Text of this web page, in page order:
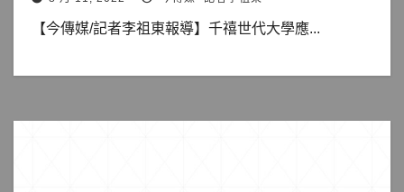
【今傳媒/記者李祖東報導】千禧世代大學應...